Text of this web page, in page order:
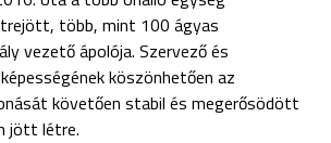
több, mint 100 ágyas
vezető ápolója. Szervező és
köszönhetően az
követően stabil és megerősödött
jött létre.